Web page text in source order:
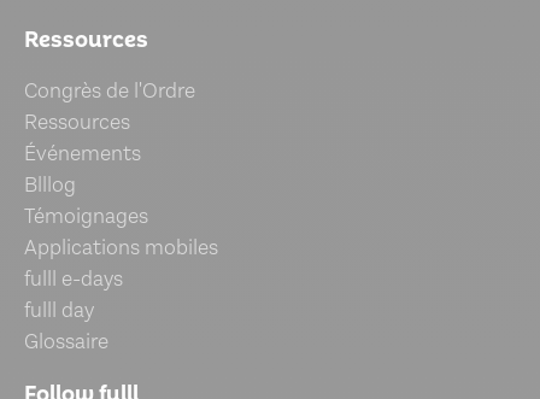
Ressources
Congrès de l'Ordre
Ressources
Événements
Blllog
Témoignages
Applications mobiles
fulll e-days
fulll day
Glossaire